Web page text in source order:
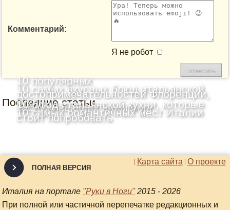
Комментарий:
Я не робот
Последние статьи
10 самых вкусных блюд итальянской
кухни
10 популярных
достопримечательностей Флоренции,
заслуживающих внимания
10 самых романтичных мест Италии
10 блюд итальянской кухни, которые
стоит попробовать
О проекте
Карта сайта
ПОЛНАЯ ВЕРСИЯ
Италия на портале "Руки в Ноги" 2015 - 2026
При полной или частичной перепечатке редакционных и